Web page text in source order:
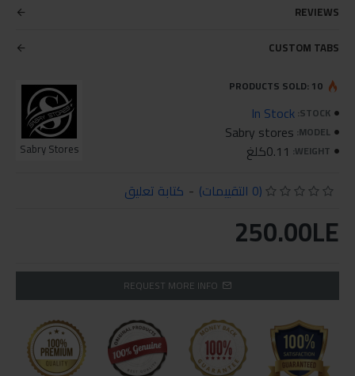
REVIEWS
CUSTOM TABS
STOCK:
In Stock
MODEL:
Sabry stores
WEIGHT: 0.11كلغ Sabry Stores
PRODUCTS SOLD: 10
(0 التقييمات) - كتابة تعليق
250.00LE
REQUEST MORE INFO